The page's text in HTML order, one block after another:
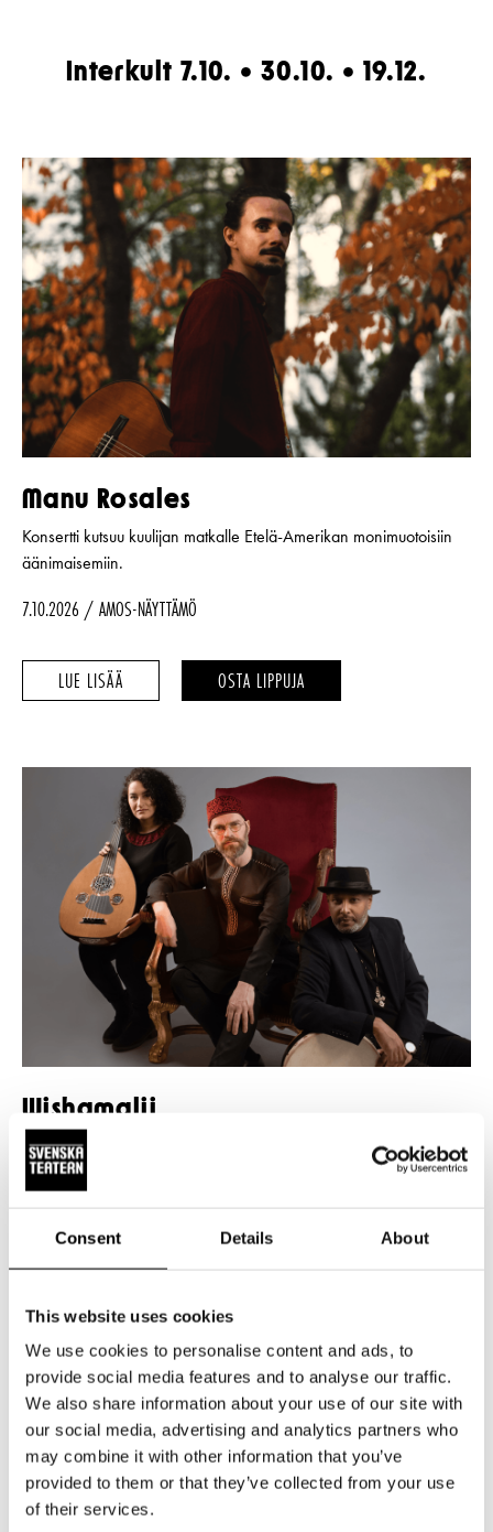
Consent Details About
This website uses cookies
We use cookies to personalise content and ads, to
provide social media features and to analyse our traffic.
We also share information about your use of our site with
our social media, advertising and analytics partners who
may combine it with other information that you’ve
provided to them or that they’ve collected from your use
of their services.
Interkult 7.10. • 30.10. • 19.12.
Manu Rosales
Konsertti kutsuu kuulijan matkalle Etelä-Amerikan monimuotoisiin
äänimaisemiin.
7.10.2026 AMOS-NÄYTTÄMÖ
MANU
ROSALES
LUE LISÄÄ MANU
ROSALES
OSTA LIPPUJA
Wishamalii
Tämä poikkeuksellinen trio tuo yhteen kolme ennakkoluulotonta
muusikkoa hyvin erilaisista musiikillisista ja kulttuurisista taustoista.
30.10.2026 AMOS-NÄYTTÄMÖ
– –